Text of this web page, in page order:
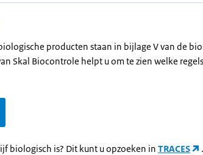
producten staan in bijlage V van de
Skal Biocontrole helpt u om te zien welke
biologisch is? Dit kunt u opzoeken in TRACES .